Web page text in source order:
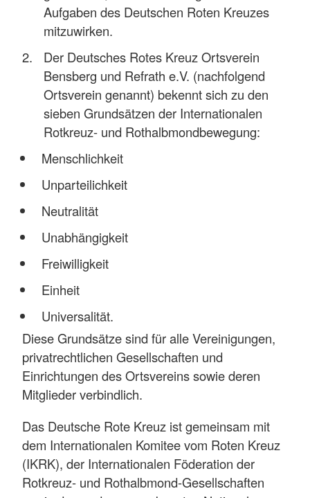
Aufgaben des Deutschen Roten Kreuzes
mitzuwirken.
Der Deutsches Rotes Kreuz Ortsverein
Bensberg und Refrath e.V. (nachfolgend
Ortsverein genannt) bekennt sich zu den
sieben Grundsätzen der Internationalen
Rotkreuz- und Rothalbmondbewegung:
Menschlichkeit
Unparteilichkeit
Neutralität
Unabhängigkeit
Freiwilligkeit
Einheit
Universalität.
Diese Grundsätze sind für alle Vereinigungen,
privatrechtlichen Gesellschaften und
Einrichtungen des Ortsvereins sowie deren
Mitglieder verbindlich.
Das Deutsche Rote Kreuz ist gemeinsam mit
dem Internationalen Komitee vom Roten Kreuz
(IKRK), der Internationalen Föderation der
Rotkreuz- und Rothalbmond-Gesellschaften